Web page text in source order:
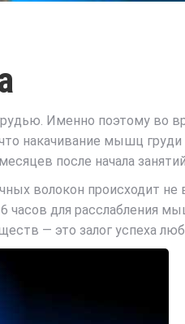
Именно поэтому во
что накачивание мышц
после начала
волокон происходит не в
для расслабления
— это залог успеха